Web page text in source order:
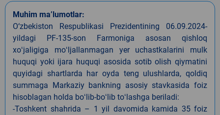
Muhim ma’lumotlar:
O‘zbekiston Respublikasi Prezidentining 06.09.2024-
yildagi PF-135-son Farmoniga asosan qishloq
xoʻjaligiga moʻljallanmagan yer uchastkalarini mulk
huquqi yoki ijara huquqi asosida sotib olish qiymatini
quyidagi shartlarda har oyda teng ulushlarda, qoldiq
summaga Markaziy bankning asosiy stavkasida foiz
hisoblagan holda boʻlib-boʻlib toʻlashga beriladi:
-Toshkent shahrida – 1 yil davomida kamida 35 foiz